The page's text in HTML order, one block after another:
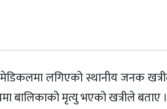
लगिएको स्थानीय जनक
बालिकाको मृत्यु भएको खत्रीले बताए ।